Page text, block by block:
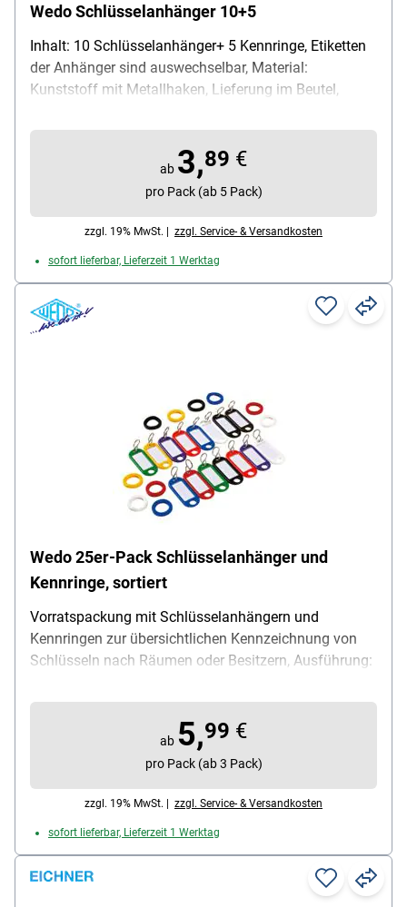
Wedo Schlüsselanhänger 10+5
Inhalt: 10 Schlüsselanhänger+ 5 Kennringe, Etiketten
der Anhänger sind auswechselbar, Material:
Kunststoff mit Metallhaken, Lieferung im Beutel,
(farbig sortiert)
ab 3,89 €
pro Pack (ab 5 Pack)
zzgl. 19% MwSt. | zzgl. Service- & Versandkosten
sofort lieferbar, Lieferzeit 1 Werktag
Wedo 25er-Pack Schlüsselanhänger und
Kennringe, sortiert
Vorratspackung mit Schlüsselanhängern und
Kennringen zur übersichtlichen Kennzeichnung von
Schlüsseln nach Räumen oder Besitzern, Ausführung:
beschreibbarem Textfeld, in 8 Farben, 10 Kennringe
für Schlüssel mit rundem Kopf, Durchmesser: 24 mm,
in 5 Farben, Material: Kunststoff, Inhalt pro Pack: 25
ab 5,99 €
pro Pack (ab 3 Pack)
zzgl. 19% MwSt. | zzgl. Service- & Versandkosten
sofort lieferbar, Lieferzeit 1 Werktag